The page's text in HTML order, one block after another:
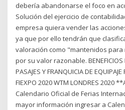
debería abandonarse el foco en
Solución del ejercicio de
empresa quiera vender las
ya que por ello tendrán que
valoración como "mantenidos
por su valor razonable. BENEFICIOS
PASAJES Y FRANQUICIA DE
FIEXPO 2020 WTM LONDRES 2020
Calendario Oficial de Ferias
mayor información ingresar a